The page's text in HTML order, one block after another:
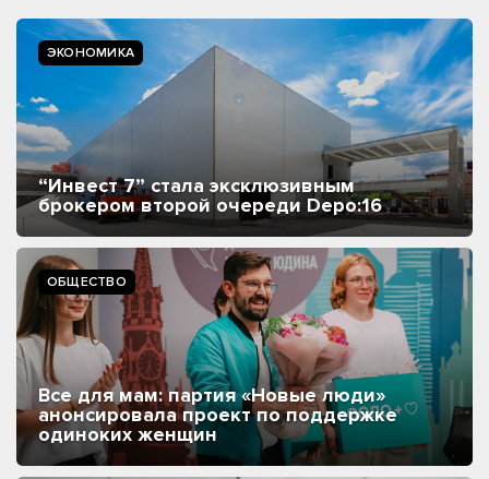
ЭКОНОМИКА
“Инвест 7” стала эксклюзивным
брокером второй очереди Depo:16
ОБЩЕСТВО
Все для мам: партия «Новые люди»
анонсировала проект по поддержке
одиноких женщин